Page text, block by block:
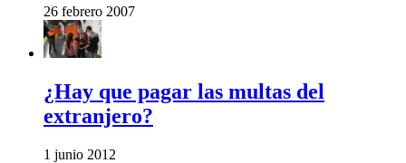
26 febrero 2007
¿Hay que pagar las multas del
extranjero?
1 junio 2012